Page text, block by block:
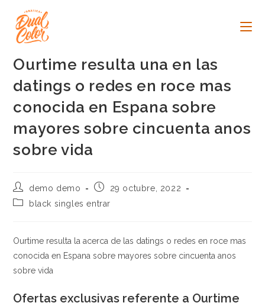
contenido
Ourtime resulta una en las
datings o redes en roce mas
conocida en Espana sobre
mayores sobre cincuenta anos
sobre vida
Autor
de
la
demo demo
Publicación
la
29 octubre, 2022
Categoría
entrada:
black singles entrar
Ourtime resulta la acerca de las datings o redes en roce mas
conocida en Espana sobre mayores sobre cincuenta anos
sobre vida
Ofertas exclusivas referente a Ourtime